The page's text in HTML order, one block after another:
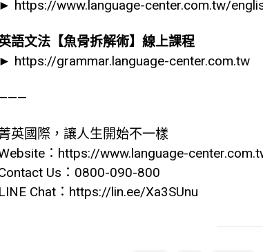
► https://www.language-center.com.tw/
語文法【魚骨拆解術】線上課程
► https://grammar.language-center.com.tw
英國際，讓人生開始不一樣
： https://www.language-
Us：0800-090-800
LINE Chat： https://lin.ee/Xa3SUnu